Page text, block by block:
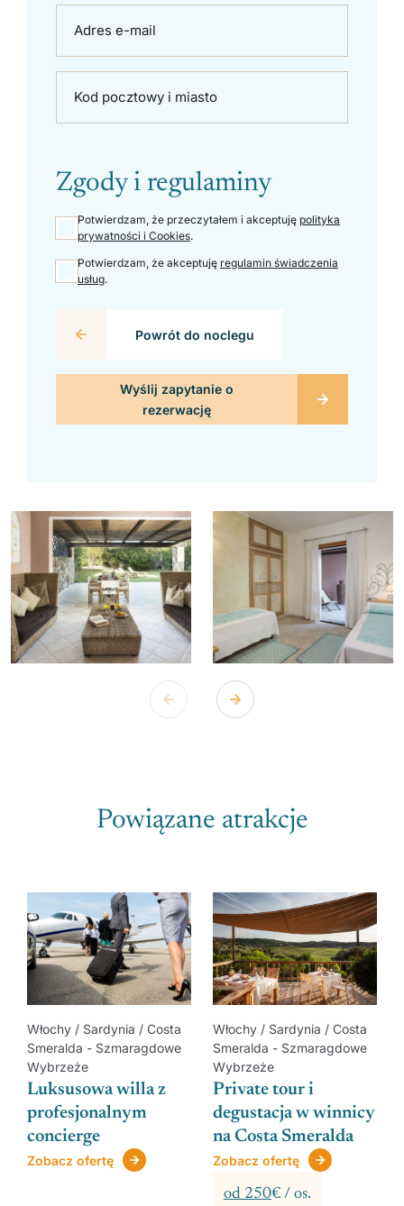
Adres e-mail
Kod pocztowy i miasto
Zgody i regulaminy
Potwierdzam, że przeczytałem i akceptuję polityka
prywatności i Cookies.
Potwierdzam, że akceptuję regulamin świadczenia
usług.
Powrót do noclegu
Powiązane atrakcje
Włochy / Sardynia / Costa
Smeralda - Szmaragdowe
Wybrzeże
Luksusowa willa z
profesjonalnym
concierge
Zobacz ofertę
Włochy / Sardynia / Costa
Smeralda - Szmaragdowe
Wybrzeże
Private tour i
degustacja w winnicy
na Costa Smeralda
Zobacz ofertę
od 250€ / os.